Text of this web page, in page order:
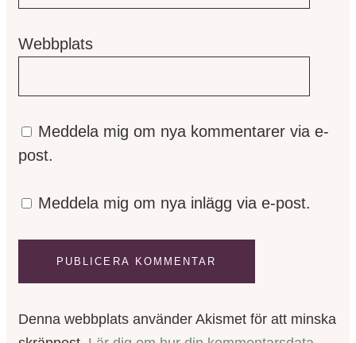
Webbplats
Meddela mig om nya kommentarer via e-
post.
Meddela mig om nya inlägg via e-post.
Denna webbplats använder Akismet för att minska